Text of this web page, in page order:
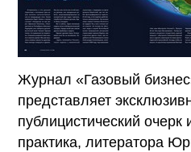
Журнал «Газовый
представляет
публицистический очерк
практика, литератора